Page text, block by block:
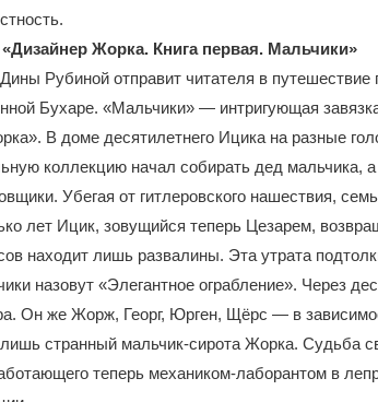
Жорка. Книга первая. Мальчики»
Рубиной отправит читателя в путешествие
Бухаре. «Мальчики» — интригующая
В доме десятилетнего Ицика на разные
коллекцию начал собирать дед мальчика,
Убегая от гитлеровского нашествия,
лет Ицик, зовущийся теперь Цезарем,
находит лишь развалины. Эта утрата
назовут «Элегантное ограбление». Через
Он же Жорж, Георг, Юрген, Щёрс — в
лишь странный мальчик-сирота Жорка. Судьба
теперь механиком-лаборантом в